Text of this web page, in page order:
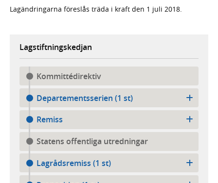
Lagändringarna föreslås träda i kraft den 1 juli 2018.
Lagstiftningskedjan
Kommittédirektiv
Departementsserien (1 st)
Remiss
Statens offentliga utredningar
Lagrådsremiss (1 st)